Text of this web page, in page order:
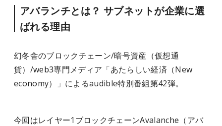
アバランチとは？ サブネットが企業に選
ばれる理由
幻冬舎のブロックチェーン/暗号資産（仮想通
貨）/web3専門メディア「あたらしい経済（New
economy）」によるaudible特別番組第42弾。
今回はレイヤー1ブロックチェーンAvalanche（アバ